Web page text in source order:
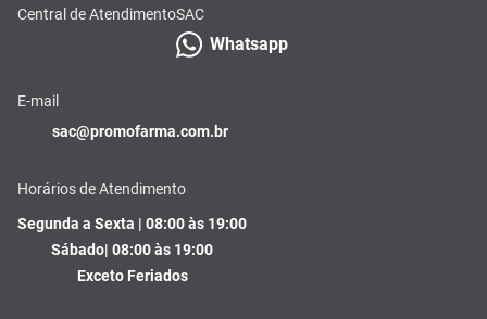
Central de AtendimentoSAC
Whatsapp
E-mail
sac@promofarma.com.br
Horários de Atendimento
Segunda a Sexta | 08:00 às 19:00
Sábado| 08:00 às 19:00
Exceto Feriados